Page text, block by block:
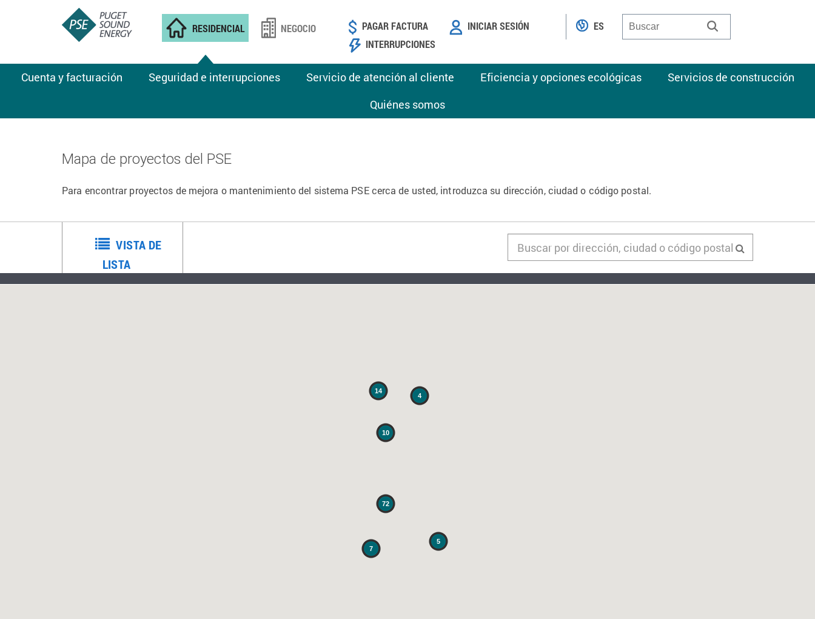
RESIDENCIAL
Cuenta y facturación Seguridad e interrupciones Servicio de atención al cliente Eficiencia y opciones ecológicas
Servicios de construcción
Quiénes somos
NEGOCIO PAGAR FACTURA
INICIAR SESIÓN
INTERRUPCIONES
ES
Mapa de proyectos del PSE
Para encontrar proyectos de mejora o mantenimiento del sistema PSE cerca de usted, introduzca su dirección, ciudad o código postal.
VISTA DE
LISTA
10
72
14
5
4
7